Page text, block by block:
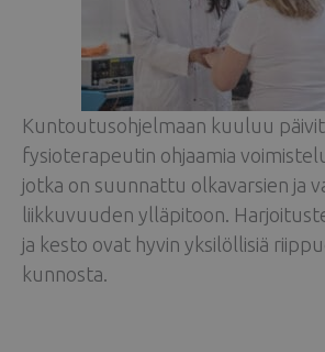
Kuntoutusohjelmaan kuuluu
fysioterapeutin ohjaamia
jotka on suunnattu olkavarsien ja
liikkuvuuden ylläpitoon.
ja kesto ovat hyvin yksilöllisiä
kunnosta.